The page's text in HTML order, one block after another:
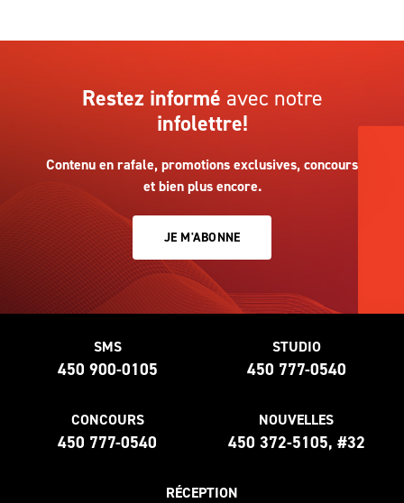
Restez informé avec notre
infolettre!
Contenu en rafale, promotions exclusives, concours
et bien plus encore.
JE M'ABONNE
SMS
450 900-0105
STUDIO
450 777-0540
CONCOURS
450 777-0540
NOUVELLES
450 372-5105, #32
RÉCEPTION